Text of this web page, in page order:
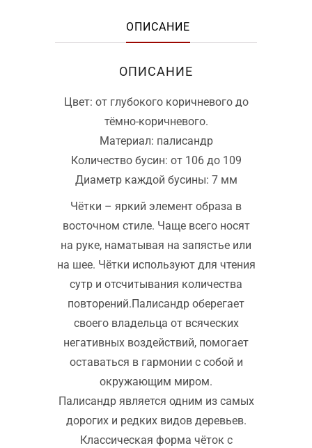
ОПИСАНИЕ
ОПИСАНИЕ
Цвет: от глубокого коричневого до
тёмно-коричневого.
Материал: палисандр
Количество бусин: от 106 до 109
Диаметр каждой бусины: 7 мм
Чётки – яркий элемент образа в
восточном стиле. Чаще всего носят
на руке, наматывая на запястье или
на шее. Чётки используют для чтения
сутр и отсчитывания количества
повторений.Палисандр оберегает
своего владельца от всяческих
негативных воздействий, помогает
оставаться в гармонии с собой и
окружающим миром.
Палисандр является одним из самых
дорогих и редких видов деревьев.
Классическая форма чёток с